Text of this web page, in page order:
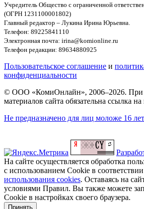
Учредитель Общество с ограниченной
(ОГРН 1231100001802)
Главный редактор – Лукина Ирина Юрьевна.
Телефон: 89225841110
Электронная почта: irina@komionline.ru
Телефон редакции: 89634880925
Пользовательское соглашение и
конфиденциальности
© ООО «КомиОнлайн», 2006–2026. При
материалов сайта обязательна ссылка
Не предназначено для лиц моложе 16 лет
На сайте осуществляется обработка
с использованием Cookie в
использования cookies. Оставаясь на
условиями Правил. Вы также можете
Cookie в настройках своего браузера.
Принять